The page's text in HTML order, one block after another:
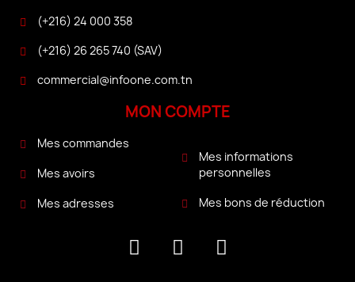
(+216) 24 000 358
(+216) 26 265 740 (SAV)
commercial@infoone.com.tn
MON COMPTE
Mes commandes
Mes avoirs
Mes adresses
Mes informations
personnelles
Mes bons de réduction